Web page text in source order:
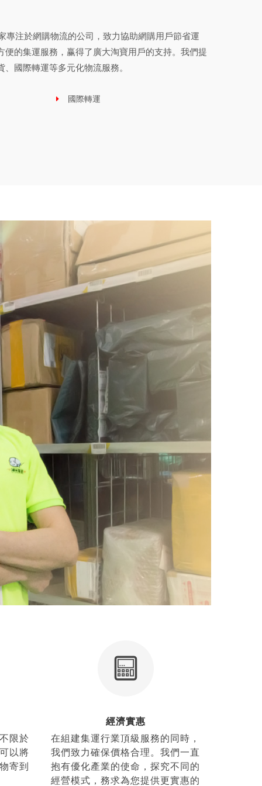
專注於網購物流的公司，致力協助網購用戶節省運
便的集運服務，赢得了廣大淘寶用戶的支持。我們提
國際轉運等多元化物流服務。
國際轉運
限於
以將
寄到
經濟實惠
在組建集運行業頂級服務的同時，
我們致力確保價格合理。我們一直
抱有優化產業的使命，探究不同的
經營模式，務求為您提供更實惠的